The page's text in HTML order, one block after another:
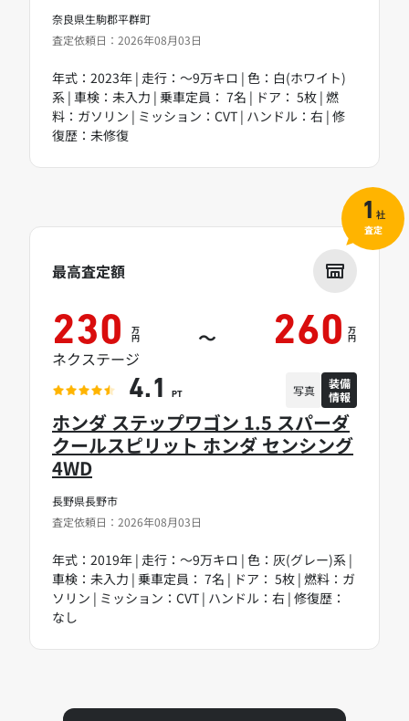
奈良県生駒郡平群町
査定依頼日：2026年08月03日
年式：2023年 | 走行：～9万キロ | 色：白(ホワイト)
系 | 車検：未入力 | 乗車定員： 7名 | ドア： 5枚 | 燃
料：ガソリン | ミッション：CVT | ハンドル：右 | 修
復歴：未修復
長野県長野市
査定依頼日：2026年08月03日
ホンダ ステップワゴン 1.5 スパーダ
クールスピリット ホンダ センシング
4WD
年式：2019年 | 走行：～9万キロ | 色：灰(グレー)系 |
車検：未入力 | 乗車定員： 7名 | ドア： 5枚 | 燃料：ガ
ソリン | ミッション：CVT | ハンドル：右 | 修復歴：
なし
最高査定額
230 万
円 ～ 260 万
円
ネクステージ
4.1 PT 写真
装備
情報
1 社
査定